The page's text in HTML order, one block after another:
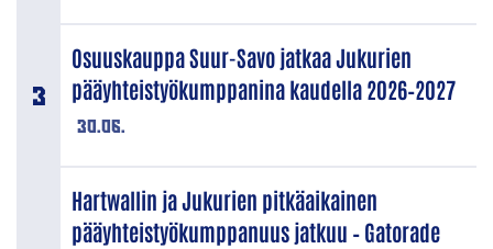
30.06.
Osuuskauppa Suur-Savo jatkaa Jukurien
pääyhteistyökumppanina kaudella 2026–2027
Hartwallin ja Jukurien pitkäaikainen
pääyhteistyökumppanuus jatkuu – Gatorade